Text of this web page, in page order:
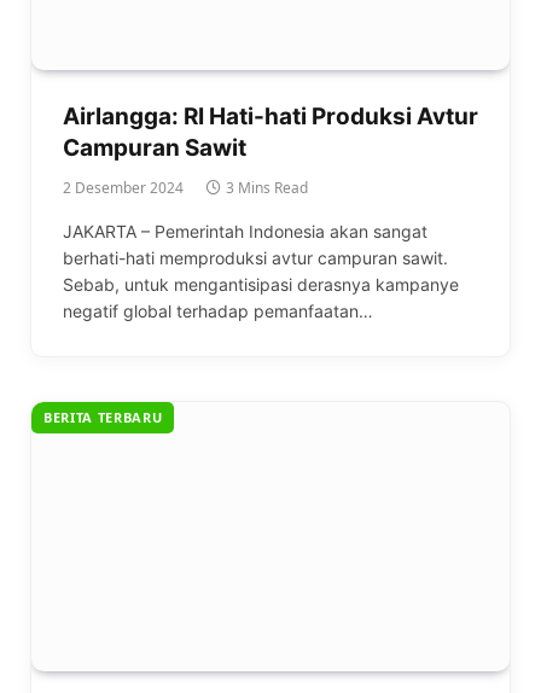
Airlangga: RI Hati-hati Produksi Avtur
Campuran Sawit
2 Desember 2024 3 Mins Read
JAKARTA – Pemerintah Indonesia akan sangat
berhati-hati memproduksi avtur campuran sawit.
Sebab, untuk mengantisipasi derasnya kampanye
negatif global terhadap pemanfaatan…
BERITA TERBARU